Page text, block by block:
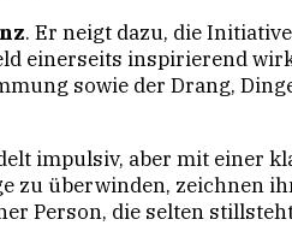
. Er neigt dazu, die
einerseits inspirierend
sowie der Drang,
impulsiv, aber mit einer
zu überwinden, zeichnen
Person, die selten